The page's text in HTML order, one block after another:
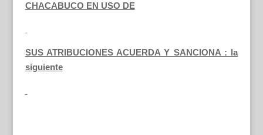
CHACABUCO EN USO DE
SUS ATRIBUCIONES ACUERDA Y SANCIONA : la
siguiente